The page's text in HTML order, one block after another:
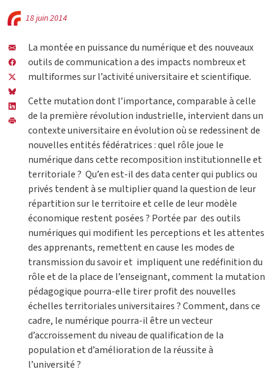
18 juin 2014
La montée en puissance du numérique et des nouveaux
outils de communication a des impacts nombreux et
multiformes sur l’activité universitaire et scientifique.
Cette mutation dont l’importance, comparable à celle
de la première révolution industrielle, intervient dans un
contexte universitaire en évolution où se redessinent de
nouvelles entités fédératrices : quel rôle joue le
numérique dans cette recomposition institutionnelle et
territoriale ? Qu’en est-il des data center qui publics ou
privés tendent à se multiplier quand la question de leur
répartition sur le territoire et celle de leur modèle
économique restent posées ? Portée par des outils
numériques qui modifient les perceptions et les attentes
des apprenants, remettent en cause les modes de
transmission du savoir et impliquent une redéfinition du
rôle et de la place de l’enseignant, comment la mutation
pédagogique pourra-elle tirer profit des nouvelles
échelles territoriales universitaires ? Comment, dans ce
cadre, le numérique pourra-il être un vecteur
d’accroissement du niveau de qualification de la
population et d’amélioration de la réussite à
l’université ?